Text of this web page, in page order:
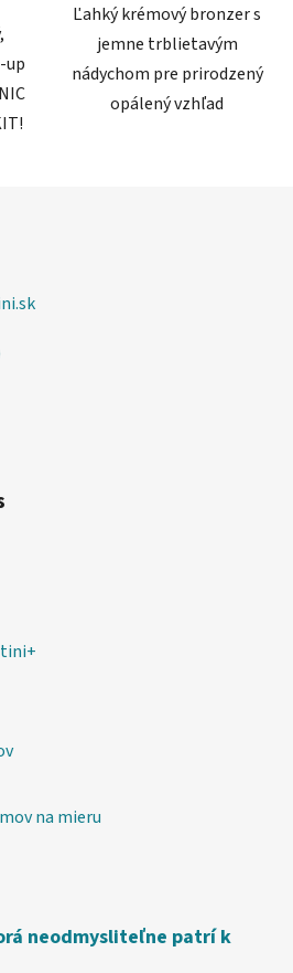
up
Ľahký krémový bronzer s
jemne trblietavým
nádychom pre prirodzený
opálený vzhľad
na mieru
neodmysliteľne patrí k